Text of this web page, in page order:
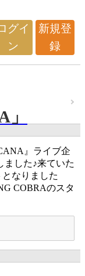
グイ
ン
新規登
録
』ライブ企
ました♪来ていた
なりました
COBRAのスタ